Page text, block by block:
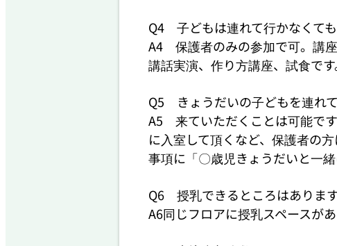
Q4　子どもは連れて行かなくて
A4　保護者のみの参加で可。講
講話実演、作り方講座、試食です
Q5　きょうだいの子どもを連れ
A5　来ていただくことは可能で
に入室して頂くなど、保護者の
事項に「〇歳児きょうだいと一
Q6　授乳できるところはありま
A6同じフロアに授乳スペースがあ